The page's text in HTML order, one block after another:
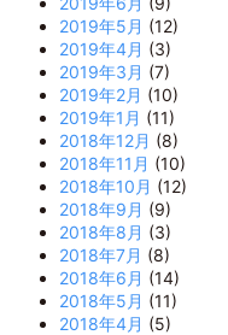
2019年5月 (12)
2019年4月 (3)
2019年3月 (7)
2019年2月 (10)
2019年1月 (11)
2018年12月 (8)
2018年11月 (10)
2018年10月 (12)
2018年9月 (9)
2018年8月 (3)
2018年7月 (8)
2018年6月 (14)
2018年5月 (11)
2018年4月 (5)